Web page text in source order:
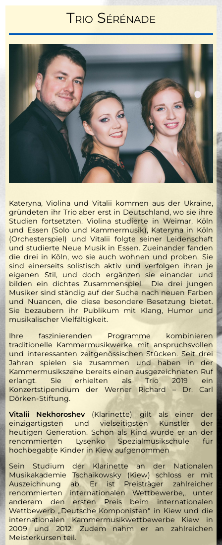
Trio Sérénade
Kateryna, Violina und Vitalii kommen aus der Ukraine,
gründeten ihr Trio aber erst in Deutschland, wo sie ihre
Studien fortsetzten. Violina studierte in Weimar, Köln
und Essen (Solo und Kammermusik), Kateryna in Köln
(Orchesterspiel) und Vitalii folgte seiner Leidenschaft
und studierte Neue Musik in Essen. Zueinander fanden
die drei in Köln, wo sie auch wohnen und proben. Sie
sind einerseits solistisch aktiv und verfolgen ihren je
eigenen Stil, und doch ergänzen sie einander und
bilden ein dichtes Zusammenspiel. Die drei jungen
Musiker sind ständig auf der Suche nach neuen Farben
und Nuancen, die diese besondere Besetzung bietet.
Sie bezaubern ihr Publikum mit Klang, Humor und
musikalischer Vielfältigkeit.
Ihre faszinierenden Programme kombinieren
traditionelle Kammermusikwerke mit anspruchsvollen
und interessanten zeitgenössischen Stücken. Seit drei
Jahren spielen sie zusammen und haben in der
Kammermusikszene bereits einen ausgezeichneten Ruf
erlangt. Sie erhielten als Trio 2019 ein
Konzertstipendium der Werner Richard – Dr. Carl
Dörken-Stiftung.
Vitalii Nekhoroshev (Klarinette) gilt als einer der
einzigartigsten und vielseitigsten Künstler der
heutigen Generation. Schon als Kind wurde er an der
renommierten Lysenko Spezialmusikschule für
hochbegabte Kinder in Kiew aufgenommen
Sein Studium der Klarinette an der Nationalen
Musikakademie Tschaikowsky (Kiew) schloss er mit
Auszeichnung ab. Er ist Preisträger zahlreicher
renommierten internationalen Wettbewerbe,, unter
anderem den ersten Preis beim internationalen
Wettbewerb „Deutsche Komponisten“ in Kiew und die
internationalen Kammermusikwettbewerbe Kiew in
2009 und 2012. Zudem nahm er an zahlreichen
Meisterkursen teil.